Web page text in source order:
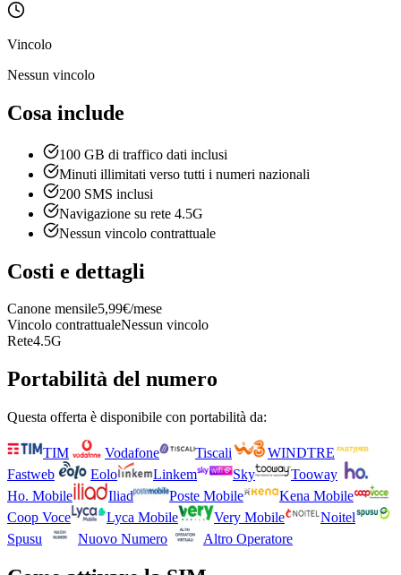
Vincolo
Nessun vincolo
Cosa include
100 GB di traffico dati inclusi
Minuti illimitati verso tutti i numeri nazionali
200 SMS inclusi
Navigazione su rete 4.5G
Nessun vincolo contrattuale
Costi e dettagli
Canone mensile5,99€/mese
Vincolo contrattualeNessun vincolo
Rete4.5G
Portabilità del numero
Questa offerta è disponibile con portabilità da:
TIM Vodafone Tiscali
WINDTRE
Fastweb
Eolo Linkem Sky
Tooway
Ho. Mobile
Iliad Poste Mobile
Kena Mobile
Coop Voce
Lyca Mobile Very Mobile
Noitel
Spusu
Nuovo Numero Altro Operatore